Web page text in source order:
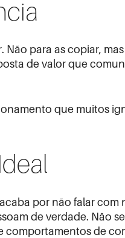
para as copiar,
de valor que
que muitos
por não falar
de verdade. Não
comportamentos de